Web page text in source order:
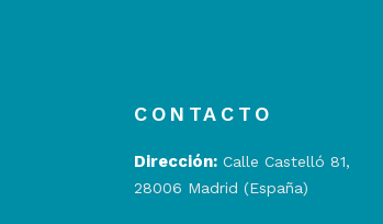
CONTACTO
Dirección: Calle Castelló 81,
28006 Madrid (España)